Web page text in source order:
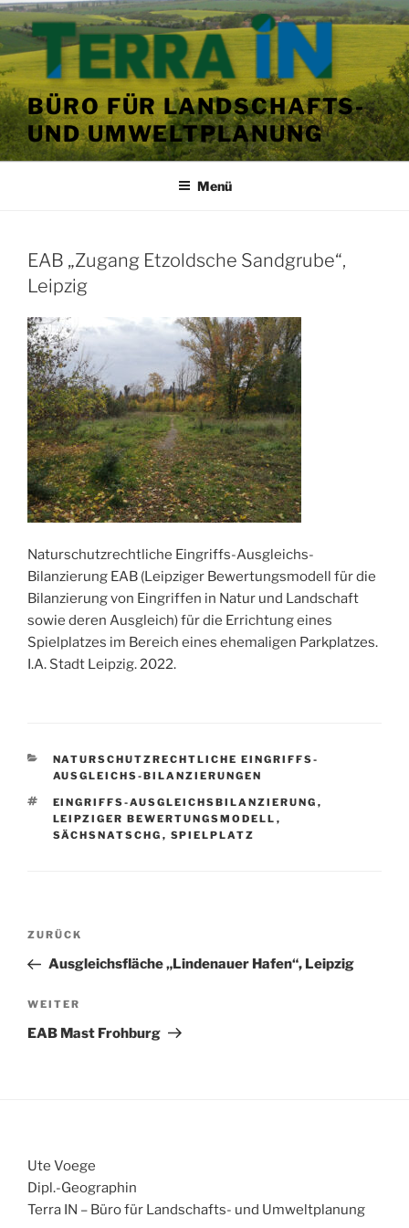
Zum
Inhalt
springen
BÜRO FÜR LANDSCHAFTS-
UND UMWELTPLANUNG
Menü
VERÖFFENTLICHT
AM
EAB „Zugang Etzoldsche Sandgrube“,
Leipzig
Naturschutzrechtliche Eingriffs-Ausgleichs-
Bilanzierung EAB (Leipziger Bewertungsmodell für die
Bilanzierung von Eingriffen in Natur und Landschaft
sowie deren Ausgleich) für die Errichtung eines
Spielplatzes im Bereich eines ehemaligen Parkplatzes.
I.A. Stadt Leipzig. 2022.
KATEGORIEN
NATURSCHUTZRECHTLICHE EINGRIFFS-
AUSGLEICHS-BILANZIERUNGEN
SCHLAGWÖRTER
EINGRIFFS-AUSGLEICHSBILANZIERUNG ,
LEIPZIGER BEWERTUNGSMODELL ,
SÄCHSNATSCHG , SPIELPLATZ
Beitragsnavigation
Vorheriger
Beitrag
ZURÜCK
Ausgleichsfläche „Lindenauer Hafen“, Leipzig
Nächster
Beitrag
WEITER
EAB Mast Frohburg
Ute Voege
Dipl.-Geographin
Terra IN – Büro für Landschafts- und Umweltplanung